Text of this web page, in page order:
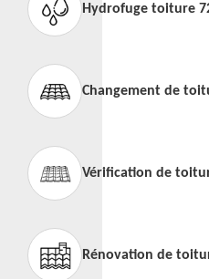
Hydrofuge toiture
Changement de
Vérification de
Rénovation de